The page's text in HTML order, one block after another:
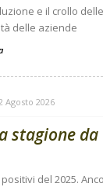
e il crollo
delle aziende
Agosto 2026
stagione da
del 2025.